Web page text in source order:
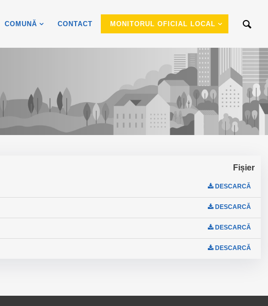
COMUNĂ CONTACT MONITORUL OFICIAL LOCAL
Fișier
DESCARCĂ
DESCARCĂ
DESCARCĂ
DESCARCĂ